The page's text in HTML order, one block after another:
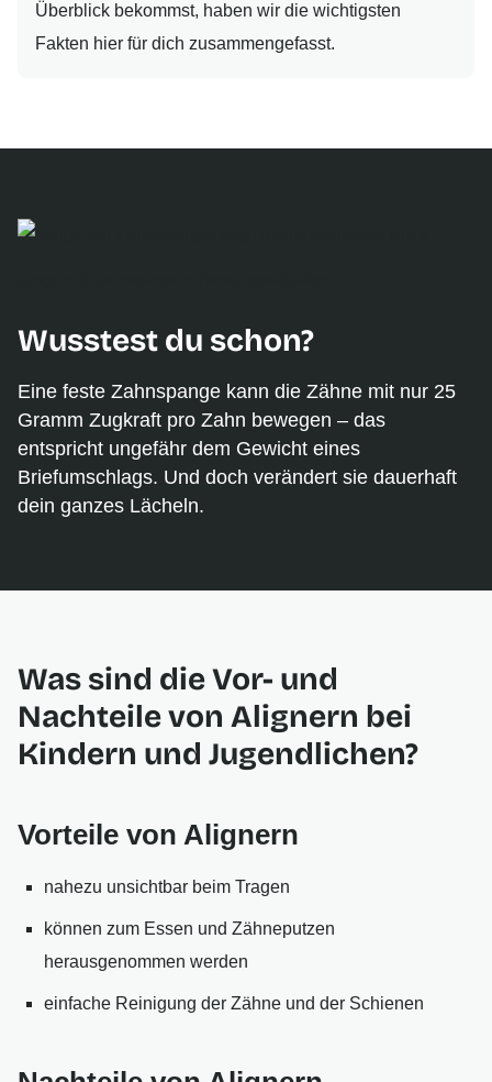
Überblick bekommst, haben wir die wichtigsten
Fakten hier für dich zusammengefasst.
Wusstest du schon?
Eine feste Zahnspange kann die Zähne mit nur 25
Gramm Zugkraft pro Zahn bewegen – das
entspricht ungefähr dem Gewicht eines
Briefumschlags. Und doch verändert sie dauerhaft
dein ganzes Lächeln.
Was sind die Vor- und
Nachteile von Alignern bei
Kindern und Jugendlichen?
Vorteile von Alignern
nahezu unsichtbar beim Tragen
können zum Essen und Zähneputzen
herausgenommen werden
einfache Reinigung der Zähne und der Schienen